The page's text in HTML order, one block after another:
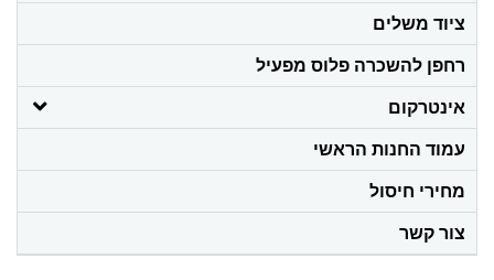
ציוד משלים
רחפן להשכרה פלוס מפעיל
אינטרקום
עמוד החנות הראשי
מחירי חיסול
צור קשר